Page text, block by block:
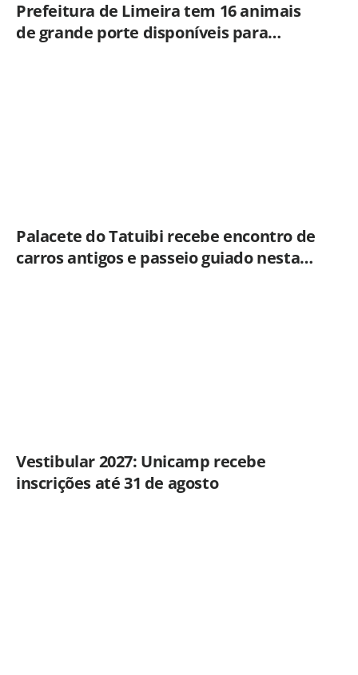
Prefeitura de Limeira tem 16 animais
de grande porte disponíveis para
Palacete do Tatuibi recebe encontro de
carros antigos e passeio guiado nesta
Vestibular 2027: Unicamp recebe
inscrições até 31 de agosto